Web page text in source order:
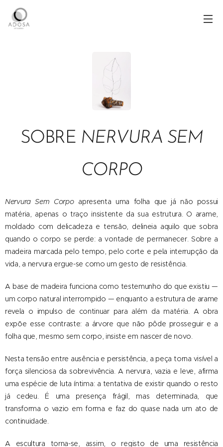
SOBRE NERVURA SEM
CORPO
Nervura Sem Corpoapresenta uma folha que já não possui
matéria, apenas o traço insistente da sua estrutura. O arame,
moldado com delicadeza e tensão, delineia aquilo que sobra
quando o corpo se perde: a vontade de permanecer. Sobre a
madeira marcada pelo tempo, pelo corte e pela interrupção da
vida, a nervura ergue-se como um gesto de resistência.
A base de madeira funciona como testemunho do que existiu —
um corpo natural interrompido — enquanto a estrutura de arame
revela o impulso de continuar para além da matéria. A obra
expõe esse contraste: a árvore que não pôde prosseguir e a
folha que, mesmo sem corpo, insiste em nascer de novo.
Nesta tensão entre ausência e persistência, a peça torna visível a
força silenciosa da sobrevivência. A nervura, vazia e leve, afirma
uma espécie de luta íntima: a tentativa de existir quando o resto
já cedeu. É uma presença frágil, mas determinada, que
transforma o vazio em forma e faz do quase nada um ato de
continuidade.
A escultura torna-se, assim, o registo de uma resistência